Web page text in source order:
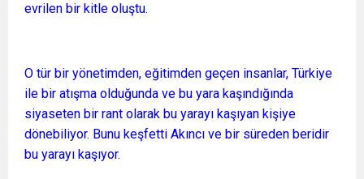
evrilen bir kitle oluştu.
O tür bir yönetimden, eğitimden geçen insanlar, Türkiye
ile bir atışma olduğunda ve bu yara kaşındığında
siyaseten bir rant olarak bu yarayı kaşıyan kişiye
dönebiliyor. Bunu keşfetti Akıncı ve bir süreden beridir
bu yarayı kaşıyor.